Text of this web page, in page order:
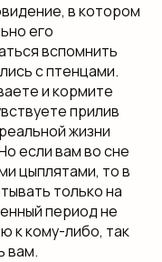
в котором
его
вспомнить
с птенцами.
и кормите
прилив
жизни
если вам во сне
цыплятами, то в
только на
период не
к кому-либо, так
вам.